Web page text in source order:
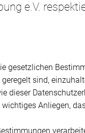
e.V.
gesetzlichen
sind,
dieser
Anliegen,